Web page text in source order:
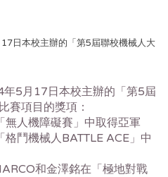
日本校主辦的「第5屆聯校機械人大
5月17日本校主辦的「第5屆
賽項目的獎項：
無人機障礙賽」中取得亞軍
鬥機械人BATTLE ACE」中
和金澤銘在「極地對戰